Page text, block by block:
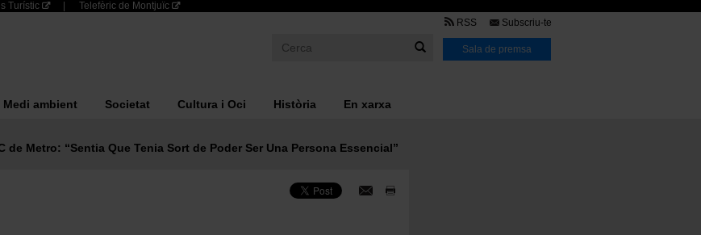
Turístic Telefèric de Montjuïc
TMB
Link
RSS Subscriu-te
Sala de premsa
Medi ambient Societat Cultura i Oci Història En xarxa
de Metro: “Sentia Que Tenia Sort de Poder Ser Una Persona Essencial”